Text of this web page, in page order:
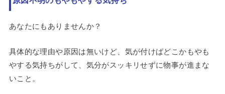
あなたにもありませんか？
具体的な理由や原因は無いけど、気が付けばどこかもやも
やする気持ちがして、気分がスッキリせずに物事が進まな
いこと。